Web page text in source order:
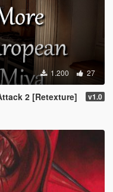
1.200 27
2 [Retexture] v1.0